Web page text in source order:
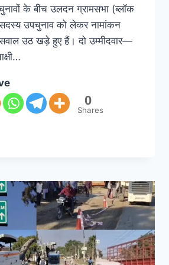
के बीच उलदन ग्रामसभा (ब्लॉक
उपचुनाव को लेकर नामांकन
सवाल उठ खड़े हुए हैं। दो उम्मीदवार—
0
Shares